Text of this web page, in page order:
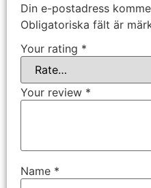
Din e-postadress
Obligatoriska fält är
Your rating *
Your review *
Name *